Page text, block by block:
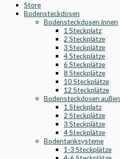
Store
Bodensteckdosen
Bodensteckdosen innen
1 Steckplatz
2 Steckplätze
3 Steckplätze
4 Steckplätze
6 Steckplätze
8 Steckplätze
10 Steckplätze
12 Steckplätze
Bodensteckdosen außen
1 Steckplatz
2 Steckplätze
3 Steckplätze
4 Steckplätze
Bodentanksysteme
1-3 Steckplätze